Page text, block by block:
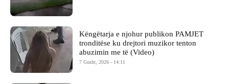
Këngëtarja e njohur publikon PAMJET
tronditëse ku drejtori muzikor tenton
abuzimin me të (Video)
7 Gusht, 2026 - 14:11